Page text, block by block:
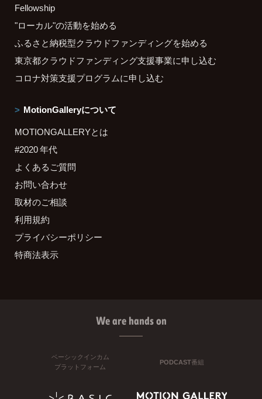
Fellowship
"ローカル"の活動を始める
ふるさと納税型クラウドファンディングを始める
東京都クラウドファンディング支援事業に申し込む
コロナ対策支援プログラムに申し込む
MotionGalleryについて
MOTIONGALLERYとは
#2020 年代
よくあるご質問
お問い合わせ
取材のご相談
利用規約
プライバシーポリシー
特商法表示
We are hands on
ベーシックインカム
プラットフォーム
PODCAST番組